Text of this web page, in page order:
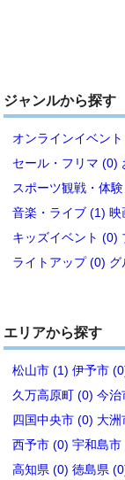
ジャンルから探す
オンラインイベン
セール・フリマ (0)
スポーツ観戦・体
音楽・ライブ (1) 映
キッズイベント (0)
ライトアップ (0) グ
エリアから探す
松山市 (1) 伊予市
久万高原町 (0) 今治
四国中央市 (0) 大洲
西予市 (0) 宇和島市
高知県 (0) 徳島県